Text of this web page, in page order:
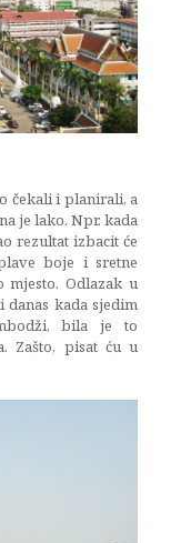
čekali i planirali, a
je lako. Npr. kada
rezultat izbacit će
boje i sretne
Odlazak u
kada sjedim
bila je to
Zašto, pisat ću u